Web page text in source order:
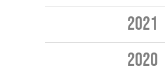
2021
2020